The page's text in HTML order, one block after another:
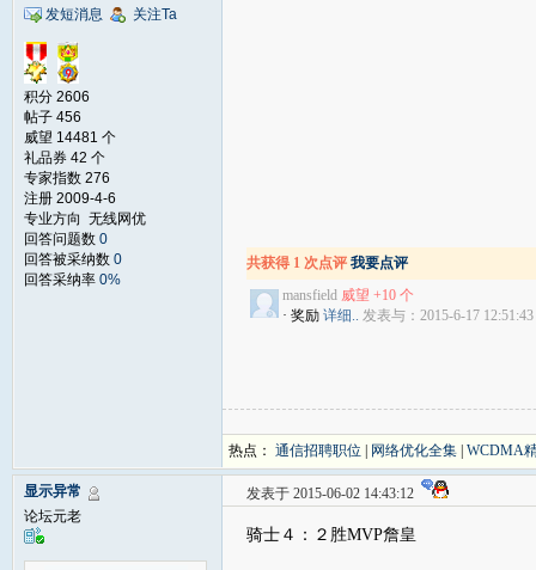
发短消息 关注Ta
积分 2606
帖子 456
威望 14481 个
礼品券 42 个
专家指数 276
注册 2009-4-6
专业方向 无线网优
回答问题数 0
回答被采纳数 0
回答采纳率 0%
共获得 1 次点评 我要点评
mansfield 威望 +10 个
· 奖励 详细.. 发表与：2015-6-17 12:51:43
热点： 通信招聘职位 网络优化全集 WCDMA
显示异常
论坛元老
发表于 2015-06-02 14:43:12
骑士４：２胜MVP詹皇